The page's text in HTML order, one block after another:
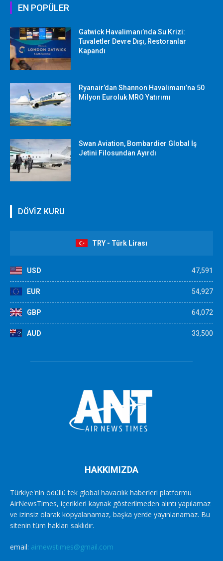
EN POPÜLER
Gatwick Havalimanı’nda Su Krizi:
Tuvaletler Devre Dışı, Restoranlar
Kapandı
Ryanair’dan Shannon Havalimanı’na 50
Milyon Euroluk MRO Yatırımı
Swan Aviation, Bombardier Global İş
Jetini Filosundan Ayırdı
DÖVİZ KURU
TRY - Türk Lirası
USD 47,591
EUR 54,927
GBP 64,072
AUD 33,500
HAKKIMIZDA
Türkiye'nin ödüllü tek global havacılık haberleri platformu
AirNewsTimes, içerikleri kaynak gösterilmeden alıntı yapılamaz
ve izinsiz olarak kopyalanamaz, başka yerde yayınlanamaz. Bu
sitenin tüm hakları saklıdır.
email: airnewstimes@gmail.com